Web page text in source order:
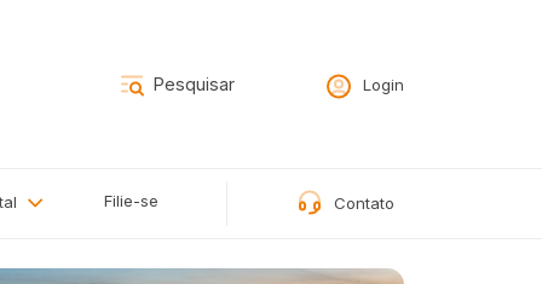
Login
Filie-se Contato